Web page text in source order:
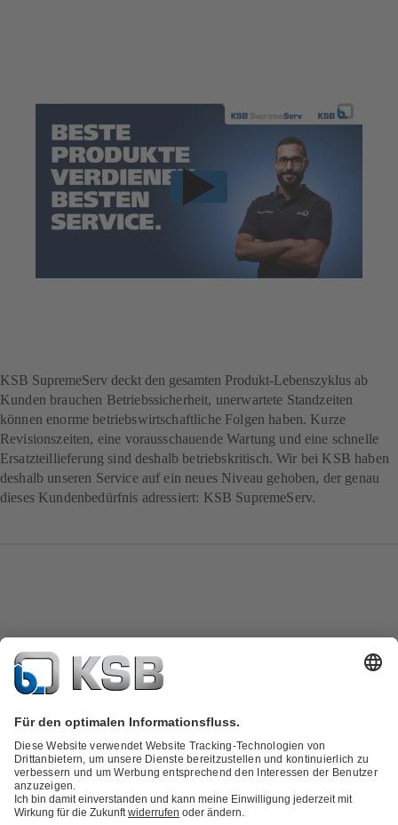
KSB SupremeServ deckt den gesamten Produkt-Lebenszyklus ab
Kunden brauchen Betriebssicherheit, unerwartete Standzeiten
können enorme betriebswirtschaftliche Folgen haben. Kurze
Revisionszeiten, eine vorausschauende Wartung und eine schnelle
Ersatzteillieferung sind deshalb betriebskritisch. Wir bei KSB haben
deshalb unseren Service auf ein neues Niveau gehoben, der genau
dieses Kundenbedürfnis adressiert: KSB SupremeServ.